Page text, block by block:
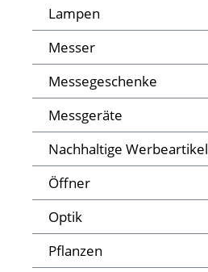
Lampen
Messer
Messegeschenke
Messgeräte
Nachhaltige Werbeartikel
Öffner
Optik
Pflanzen